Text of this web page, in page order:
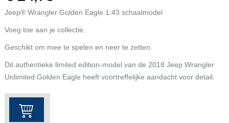
Jeep® Wrangler Golden Eagle 1:43 schaalmodel
Voeg toe aan je collectie.
Geschikt om mee te spelen en neer te zetten.
Dit authentieke limited edition-model van de 2018 Jeep Wrangler
Unlimited Golden Eagle heeft voortreffelijke aandacht voor detail.
Jeep
Wrangler